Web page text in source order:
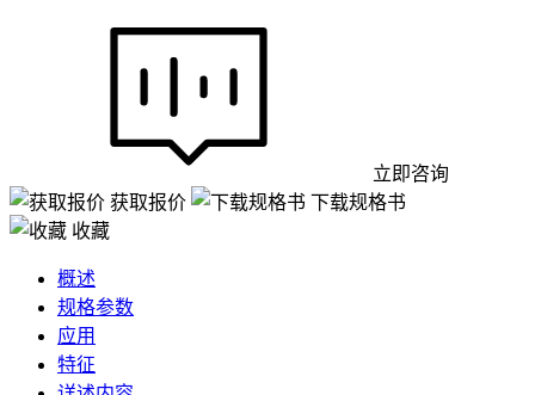
立即咨询
获取报价
下载规格书
收藏
概述
规格参数
应用
特征